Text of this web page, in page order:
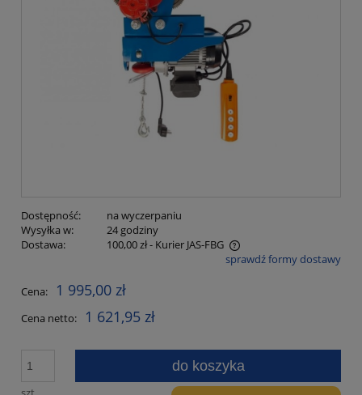
Dostępność:
na wyczerpaniu
Wysyłka w:
24 godziny
Dostawa:
100,00 zł- Kurier JAS-FBG
Cena nie zawiera ewentualnych kosztów płatnościsprawdź formy dostawy
Cena: 1 995,00 zł
Cena netto: 1 621,95 zł
do koszyka